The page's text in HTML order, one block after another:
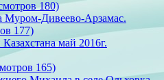
180)
Муром-Дивеево-Арзамас.
177)
май 2016г.
165)